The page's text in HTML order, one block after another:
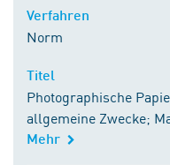
Norm
Photographische
allgemeine Zwecke;
Mehr